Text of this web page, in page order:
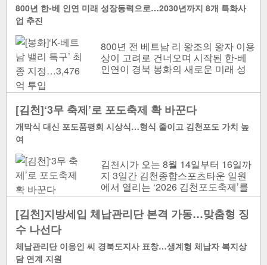
800년 한-베 인연 미래 성장동력으로…2030년까지 8개 특화사
업 추진
800년 전 베트남 리 왕조의 왕자 이용
상이 고려로 건너오며 시작된 한-베
인연이 경북 봉화의 새로운 미래 성
특구 계획..
[김천]‘3무 축제’로 포도축제 확 바꾼다
개막식 대신 포도품평회 시상식…형식 줄이고 김천포도 가치 높
여
김천시가 오는 8월 14일부터 16일까
지 3일간 김천종합스포츠타운 일원
에서 열리는 ‘2026 김천포도축제’를
형식적인 의전은 줄이고 축제의 본질
을 살리는 ‘실속 축제’로..
[김천]지방세입 체납관리단 본격 가동…맞춤형 징
수 나선다
체납관리단 이응인 씨 경북도지사 표창…생계형 체납자 복지상
담 연계 지원